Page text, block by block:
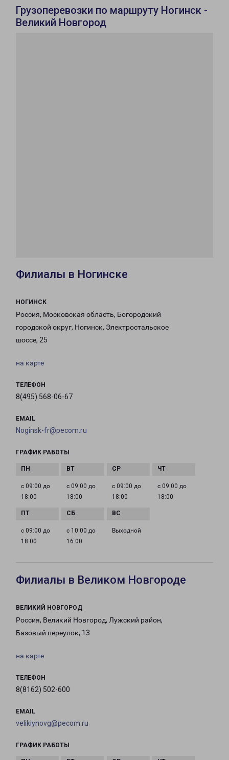
Грузоперевозки по маршруту Ногинск -
Великий Новгород
Филиалы в Ногинске
НОГИНСК
Россия, Московская область, Богородский
городской округ, Ногинск, Электростальское
шоссе, 25
на карте
ТЕЛЕФОН
8(495) 568-06-67
EMAIL
Noginsk-fr@pecom.ru
ГРАФИК РАБОТЫ
с 09:00 до
18:00
с 09:00 до
18:00
с 09:00 до
18:00
с 09:00 до
18:00
с 09:00 до
18:00
с 10:00 до
16:00
Выходной
Филиалы в Великом Новгороде
ВЕЛИКИЙ НОВГОРОД
Россия, Великий Новгород, Лужский район,
Базовый переулок, 13
на карте
ТЕЛЕФОН
8(8162) 502-600
EMAIL
velikiynovg@pecom.ru
ГРАФИК РАБОТЫ